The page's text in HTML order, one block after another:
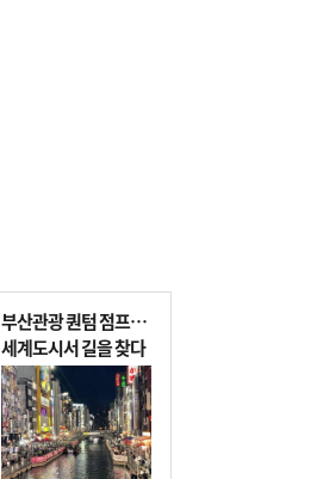
부산관광 퀀텀 점프…
세계도시서 길을 찾다